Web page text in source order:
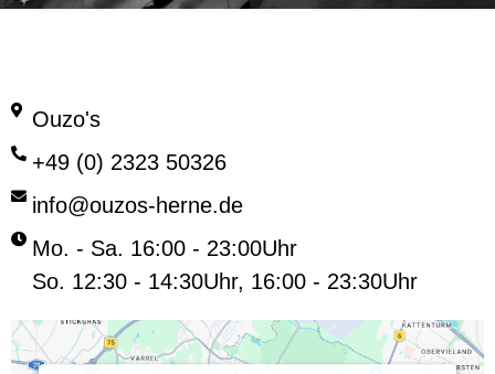
Ouzo's
+49 (0) 2323 50326
info@ouzos-herne.de
Mo. - Sa. 16:00 - 23:00Uhr
So. 12:30 - 14:30Uhr, 16:00 - 23:30Uhr